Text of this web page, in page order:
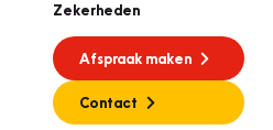
Zekerheden
Afspraak maken
Contact